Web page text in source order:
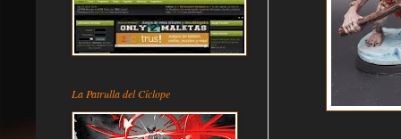
La Patrulla del Cíclope